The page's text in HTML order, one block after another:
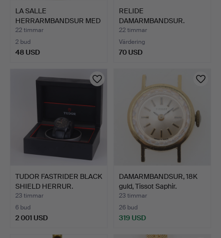
LA SALLE
HERRARMBANDSUR MED
MANUELLT UPPDR…
22 timmar
2 bud
48 USD
RELIDE
DAMARMBANDSUR.
22 timmar
Värdering
70 USD
TUDOR FASTRIDER BLACK
SHIELD HERRUR.
23 timmar
6 bud
2 001 USD
DAMARMBANDSUR, 18K
guld, Tissot Saphir.
23 timmar
26 bud
319 USD